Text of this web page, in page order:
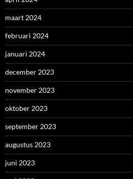
maart 2024
februari 2024
januari 2024
december 2023
november 2023
oktober 2023
september 2023
augustus 2023
juni 2023